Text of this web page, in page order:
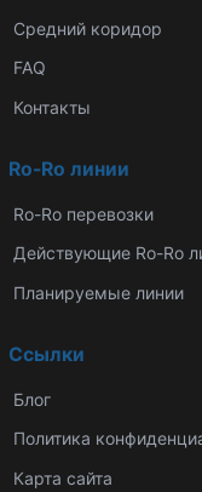
Средний коридор
FAQ
Контакты
Ro-Ro линии
Ro-Ro перевозки
Действующие Ro-Ro
Планируемые линии
Ссылки
Блог
Политика
Карта сайта